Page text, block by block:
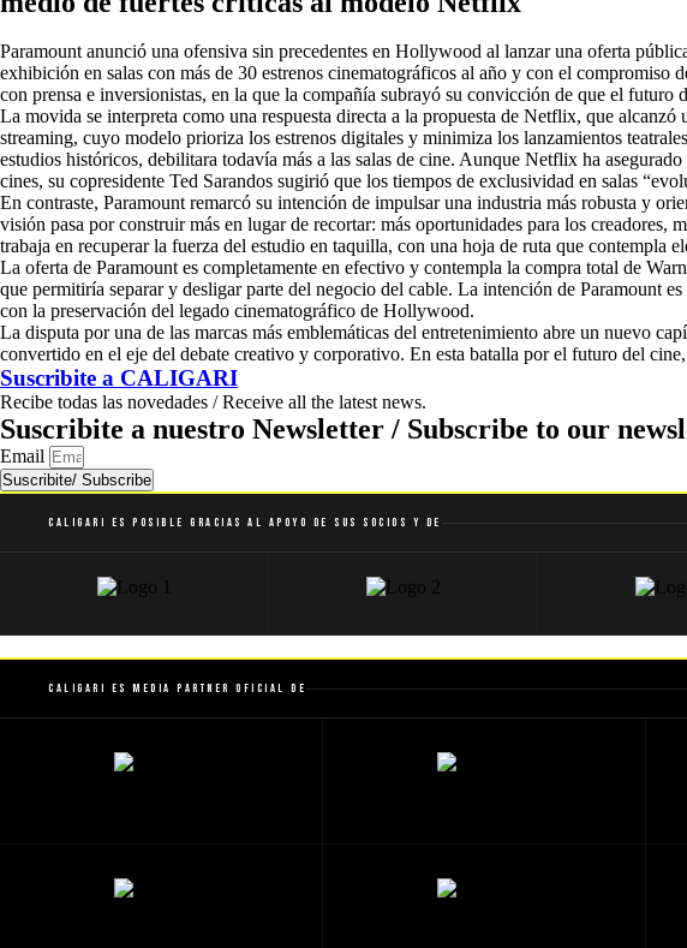
Paramount anunció una ofensiva sin precedentes en Hollywood al lanzar una oferta
exhibición en salas con más de 30 estrenos cinematográficos al año y con el compromiso
con prensa e inversionistas, en la que la compañía subrayó su convicción de que el
La movida se interpreta como una respuesta directa a la propuesta de Netflix, que
streaming, cuyo modelo prioriza los estrenos digitales y minimiza los lanzamientos
estudios históricos, debilitara todavía más a las salas de cine. Aunque Netflix ha
cines, su copresidente Ted Sarandos sugirió que los tiempos de exclusividad en salas
En contraste, Paramount remarcó su intención de impulsar una industria más robusta y
visión pasa por construir más en lugar de recortar: más oportunidades para los
trabaja en recuperar la fuerza del estudio en taquilla, con una hoja de ruta que contempla
La oferta de Paramount es completamente en efectivo y contempla la compra total de
que permitiría separar y desligar parte del negocio del cable. La intención de Paramount
con la preservación del legado cinematográfico de Hollywood.
La disputa por una de las marcas más emblemáticas del entretenimiento abre un nuevo
convertido en el eje del debate creativo y corporativo. En esta batalla por el futuro del
Suscribite a CALIGARI
Recibe todas las novedades / Receive all the latest news.
Suscribite a nuestro Newsletter / Subscribe to our
Email
Suscribite/ Subscribe
Caligari es posible gracias al apoyo de sus socios y de
Caligari es Media Partner Oficial de